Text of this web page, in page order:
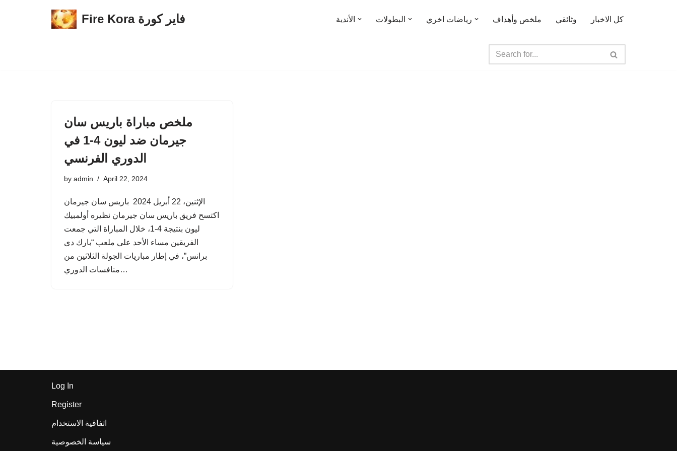
Fire Kora فاير كورة الأندية البطولات رياضات اخري ملخص وأهداف وثائقي كل الاخبار
ملخص مباراة باريس سان
جيرمان ضد ليون 4-1 في
الدوري الفرنسي
by admin April 22, 2024
الإثنين، 22 أبريل 2024 باريس سان جيرمان
اكتسح فريق باريس سان جيرمان نظيره أولمبيك
ليون بنتيجة 4-1، خلال المباراة التي جمعت
الفريقين مساء الأحد على ملعب “بارك دى
برانس”، في إطار مباريات الجولة الثلاثين من
منافسات الدوري…
Log In
Register
اتفاقية الاستخدام
سياسة الخصوصية